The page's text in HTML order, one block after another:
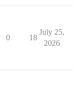
0 18
July 25,
2026